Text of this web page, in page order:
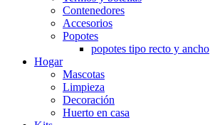
Contenedores
Accesorios
Popotes
popotes tipo recto y ancho
Hogar
Mascotas
Limpieza
Decoración
Huerto en casa